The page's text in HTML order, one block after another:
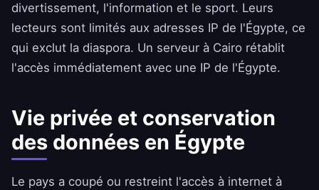
divertissement, l'information et le sport. Leurs
lecteurs sont limités aux adresses IP de l'Égypte, ce
qui exclut la diaspora. Un serveur à Cairo rétablit
l'accès immédiatement avec une IP de l'Égypte.
Vie privée et conservation
des données en Égypte
Le pays a coupé ou restreint l'accès à internet à